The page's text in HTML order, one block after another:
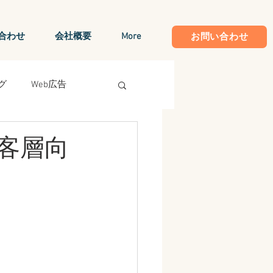
わせ 会社概要 More お問い合わせ
Web広告
ートワーク
層向